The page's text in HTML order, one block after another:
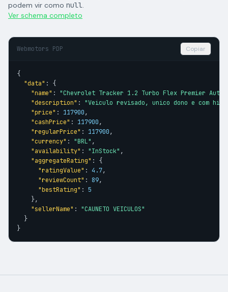
podem vir como null.
Ver schema completo
Webmotors PDP Copiar
{
"data" : {
"name" : "Chevrolet Tracker 1.2 Turbo Flex Premier
"description" : "Veiculo revisado, unico dono e com
"price" : 117900,
"cashPrice" : 117900,
"regularPrice" : 117900,
"currency" : "BRL" ,
"availability" : "InStock" ,
"aggregateRating" : {
"ratingValue" : 4.7,
"reviewCount" : 89,
"bestRating" : 5
    },
"sellerName" : "CAUNETO VEICULOS"
  }
}